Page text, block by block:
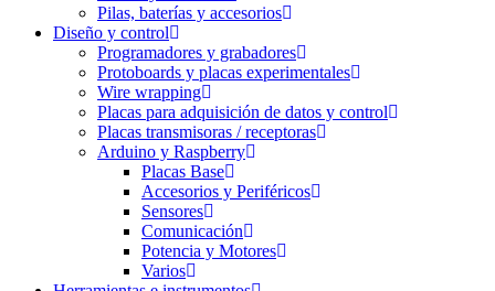
Pilas, baterías y accesorios
Diseño y control
Programadores y grabadores
Protoboards y placas experimentales
Wire wrapping
Placas para adquisición de datos y control
Placas transmisoras / receptoras
Arduino y Raspberry
Placas Base
Accesorios y Periféricos
Sensores
Comunicación
Potencia y Motores
Varios